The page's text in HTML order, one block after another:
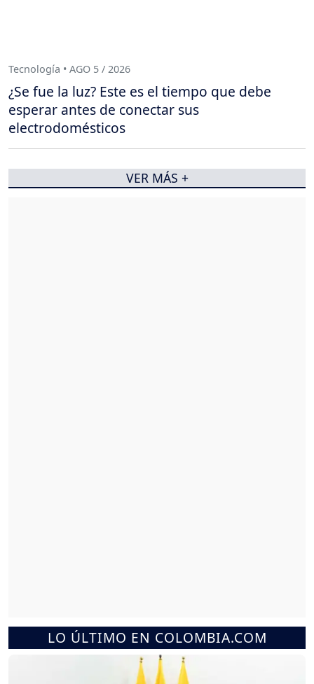
LO ÚLTIMO EN COLOMBIA.COM
Tecnología • AGO 5 / 2026
¿Se fue la luz? Este es el tiempo que debe
esperar antes de conectar sus
electrodomésticos
VER MÁS +